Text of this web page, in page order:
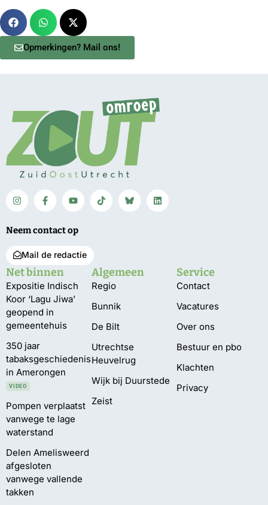
Opmerkingen? Mail ons!
Neem contact op
Mail de redactie
Net binnen
Expositie Indisch
Koor ‘Lagu Jiwa’
geopend in
gemeentehuis
350 jaar
tabaksgeschiedenis
in Amerongen
VIDEO
Pompen verplaatst
vanwege te lage
waterstand
Delen Amelisweerd
afgesloten
vanwege vallende
takken
Algemeen
Regio
Bunnik
De Bilt
Utrechtse
Heuvelrug
Wijk bij Duurstede
Zeist
Service
Contact
Vacatures
Over ons
Bestuur en pbo
Klachten
Privacy